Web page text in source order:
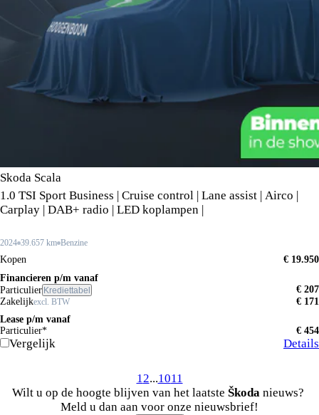
Skoda Scala
1.0 TSI Sport Business | Cruise control | Lane assist | Airco |
Carplay | DAB+ radio | LED koplampen |
2024 39.657 km Benzine
Kopen
€ 19.950
Financieren p/m vanaf
Particulier Krediettabel
€ 207
Zakelijkexcl. BTW
€ 171
Lease p/m vanaf
Particulier*
€ 454
Vergelijk Details
12...1011
Wilt u op de hoogte blijven van het laatste Škoda nieuws?
Meld u dan aan voor onze nieuwsbrief!